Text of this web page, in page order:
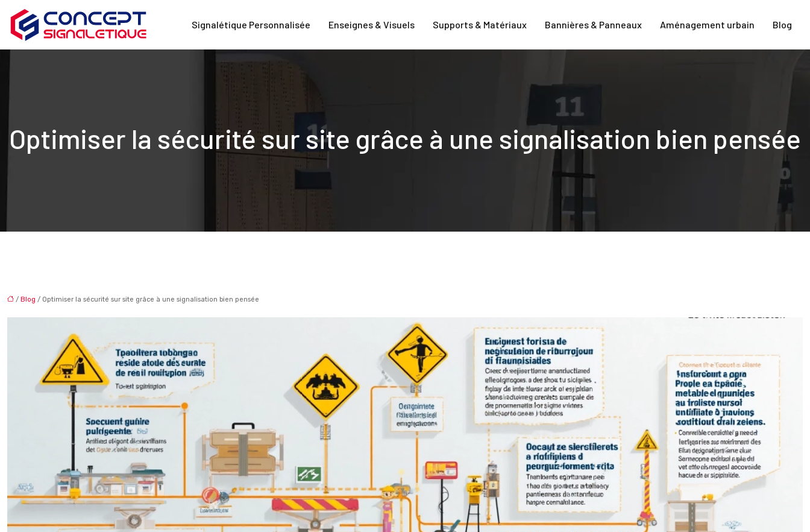
Signalétique Personnalisée Enseignes & Visuels Supports & Matériaux Bannières & Panneaux Aménagement urbain Blog
Optimiser la sécurité sur site grâce à une signalisation bien pensée
/ Blog / Optimiser la sécurité sur site grâce à une signalisation bien pensée